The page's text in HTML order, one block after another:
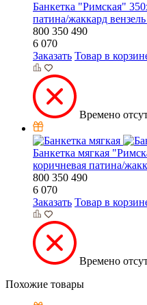
Банкетка "Римская"
патина/жаккард
800 350 490
6 070
Заказать Товар в
Времено
Банкетка мягкая
коричневая патина/
800 350 490
6 070
Заказать Товар в
Времено
Похожие товары